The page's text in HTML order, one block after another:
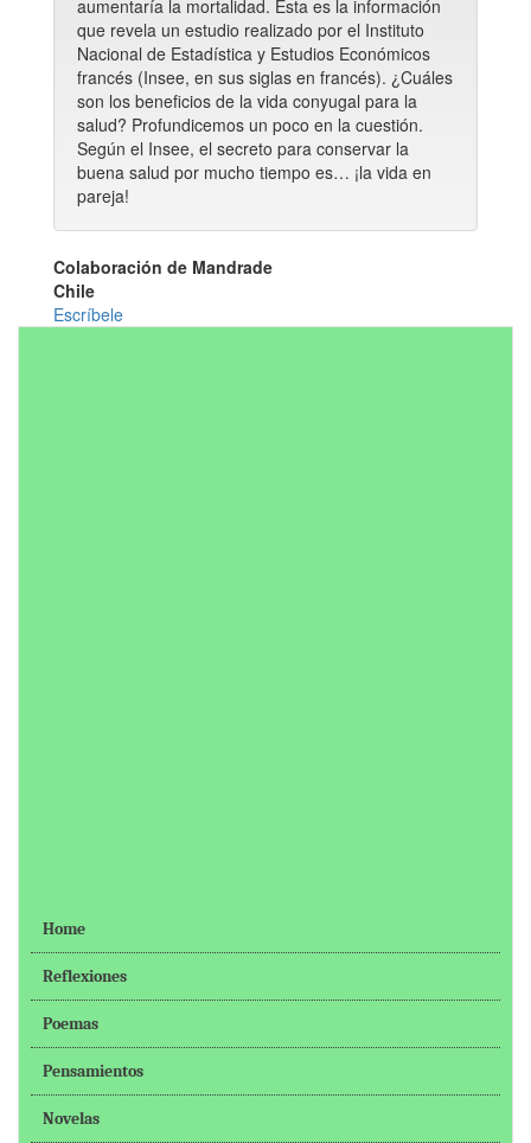
aumentaría la mortalidad. Esta es la información
que revela un estudio realizado por el Instituto
Nacional de Estadística y Estudios Económicos
francés (Insee, en sus siglas en francés). ¿Cuáles
son los beneficios de la vida conyugal para la
salud? Profundicemos un poco en la cuestión.
Según el Insee, el secreto para conservar la
buena salud por mucho tiempo es… ¡la vida en
pareja!
Colaboración de Mandrade
Chile
Escríbele
Home
Reflexiones
Poemas
Pensamientos
Novelas